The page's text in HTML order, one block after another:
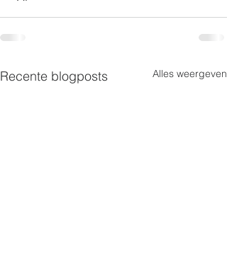
Recente blogposts Alles weergeven